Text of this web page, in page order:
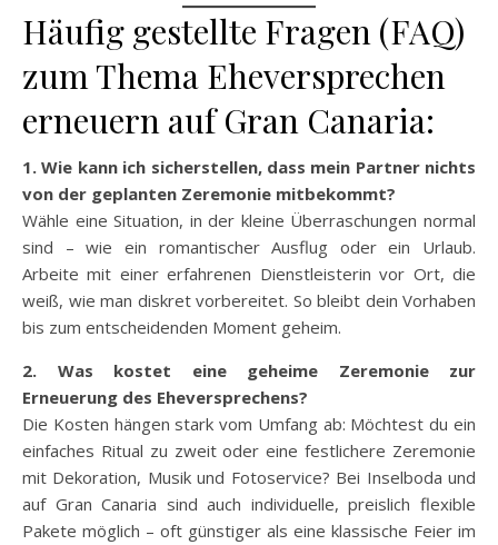
Häufig gestellte Fragen (FAQ)
zum Thema Eheversprechen
erneuern auf Gran Canaria:
1. Wie kann ich sicherstellen, dass mein Partner nichts
von der geplanten Zeremonie mitbekommt?
Wähle eine Situation, in der kleine Überraschungen normal
sind – wie ein romantischer Ausflug oder ein Urlaub.
Arbeite mit einer erfahrenen Dienstleisterin vor Ort, die
weiß, wie man diskret vorbereitet. So bleibt dein Vorhaben
bis zum entscheidenden Moment geheim.
2. Was kostet eine geheime Zeremonie zur
Erneuerung des Eheversprechens?
Die Kosten hängen stark vom Umfang ab: Möchtest du ein
einfaches Ritual zu zweit oder eine festlichere Zeremonie
mit Dekoration, Musik und Fotoservice? Bei Inselboda und
auf Gran Canaria sind auch individuelle, preislich flexible
Pakete möglich – oft günstiger als eine klassische Feier im